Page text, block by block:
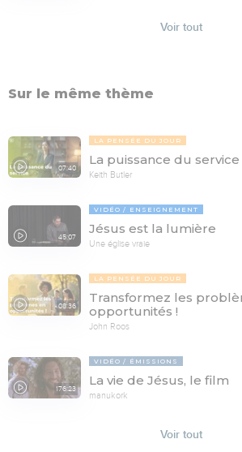
Voir tout
Sur le même thème
07:40
LA PENSÉE DU JOUR
La puissance du service
Keith Butler
45:07
VIDÉO ENSEIGNEMENT
Jésus est la lumière
Une église vraie
08:36
LA PENSÉE DU JOUR
Transformez les
opportunités !
John Roos
176:23
VIDÉO ÉMISSIONS
La vie de Jésus, le film
manukork
Voir tout